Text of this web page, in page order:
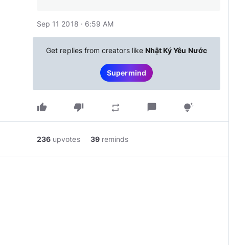
Sep 11 2018 · 6:59 AM
Get replies from creators like Nhật Ký Yêu Nước
Supermind
thumb_up thumb_down repeat chat_bubble tips_and_updates
236 upvotes 39 reminds